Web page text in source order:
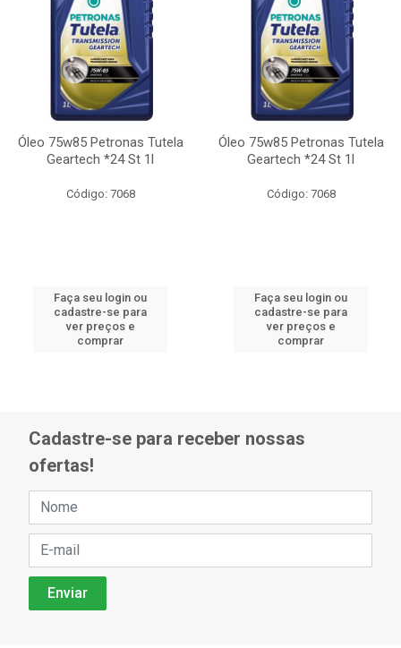
Óleo 75w85 Petronas Tutela
Geartech *24 St 1l
Código: 7068
Faça seu login ou
cadastre-se para
ver preços e
comprar
Óleo 75w85 Petronas Tutela
Geartech *24 St 1l
Código: 7068
Faça seu login ou
cadastre-se para
ver preços e
comprar
Cadastre-se para receber nossas
ofertas!